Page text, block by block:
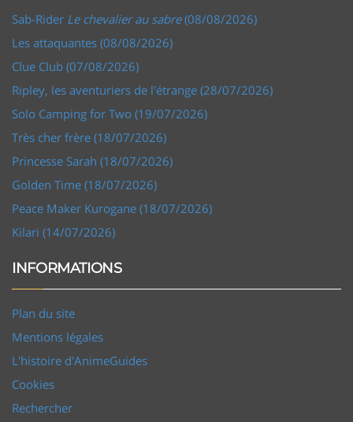
Sab-Rider Le chevalier au sabre(08/08/2026)
Les attaquantes (08/08/2026)
Clue Club (07/08/2026)
Ripley, les aventuriers de l'étrange (28/07/2026)
Solo Camping for Two (19/07/2026)
Très cher frère (18/07/2026)
Princesse Sarah (18/07/2026)
Golden Time (18/07/2026)
Peace Maker Kurogane (18/07/2026)
Kilari (14/07/2026)
INFORMATIONS
Plan du site
Mentions légales
L'histoire d'AnimeGuides
Cookies
Rechercher